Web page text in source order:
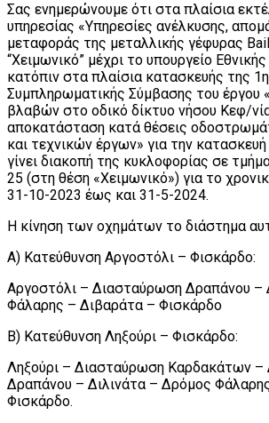
Σας ενημερώνουμε ότι στα πλαίσια
υπηρεσίας «Υπηρεσίες ανέλκυσης,
μεταφοράς της μεταλλικής γέφυρας
“Χειμωνικό” μέχρι το υπουργείο
κατόπιν στα πλαίσια κατασκευής της
Συμπληρωματικής Σύμβασης του έργου
βλαβών στο οδικό δίκτυο νήσου Κεφ/
αποκατάσταση κατά θέσεις
και τεχνικών έργων» για την
γίνει διακοπή της κυκλοφορίας σε
25 (στη θέση «Χειμωνικό») για το
31-10-2023 έως και 31-5-2024.
Η κίνηση των οχημάτων το διάστημα
Α) Κατεύθυνση Αργοστόλι – Φισκάρδο:
Αργοστόλι – Διασταύρωση Δραπάνου –
Φάλαρης – Διβαράτα – Φισκάρδο
Β) Κατεύθυνση Ληξούρι – Φισκάρδο:
Ληξούρι – Διασταύρωση Καρδακάτων
Δραπάνου – Διλινάτα – Δρόμος
Φισκάρδο.